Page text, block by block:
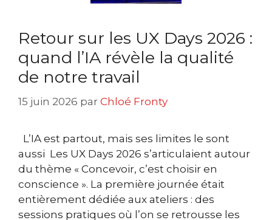
Retour sur les UX Days 2026 :
quand l’IA révèle la qualité
de notre travail
15 juin 2026 par Chloé Fronty
L’IA est partout, mais ses limites le sont
aussi Les UX Days 2026 s’articulaient autour
du thème « Concevoir, c’est choisir en
conscience ». La première journée était
entièrement dédiée aux ateliers : des
sessions pratiques où l’on se retrousse les